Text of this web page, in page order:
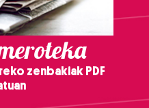
zenbakiak PDF